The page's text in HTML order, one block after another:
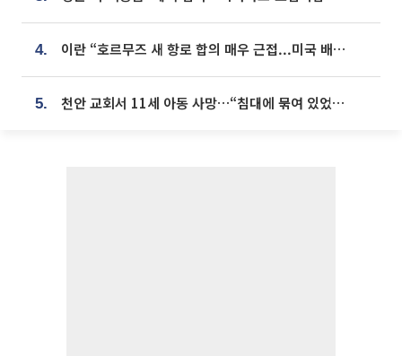
4. 이란 “호르무즈 새 항로 합의 매우 근접...미국 배상 먼저”
5. 천안 교회서 11세 아동 사망…“침대에 묶여 있었다” 진술 확보